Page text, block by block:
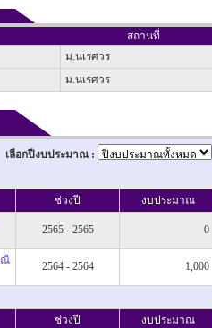
สถานที่
ม.นเรศวร
ม.นเรศวร
เลือกปีงบประมาณ :
ช่วงปี งบประมาณ
2565 - 2565 0
ณี
2564 - 2564 1,000
ช่วงปี งบประมาณ